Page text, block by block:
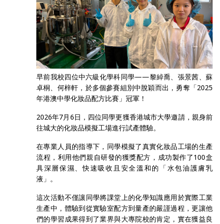
早前我校四位中六級化學科同學——黎綽喬、張景茜、蘇
卓桐、何梓軒，於多個參賽組別中脫穎而出，勇奪「2025
年港澳中學化妝品配方比賽」冠軍！
2026年7月6日，四位同學更獲香港城市大學邀請，親身前
往城大的化妝品模擬工場進行試產體驗。
在專業人員的指導下，同學模擬了真實化妝品工場的生產
流程，利用他們親自研發的獲獎配方，成功製作了100盒
具深層保濕、快速吸收且安全溫和的「水包油護膚乳
液」。
這次活動不僅讓同學將課堂上的化學知識應用於實際工業
生產中，體驗到從實驗室配方到量產的嚴謹過程，更讓他
們的學習成果得到了業界與大專院校的肯定，實在獲益良